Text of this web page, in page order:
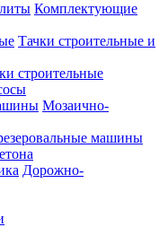
Комплектующие
Тачки строительные и
строительные
Мозаично-
машины
Дорожно-